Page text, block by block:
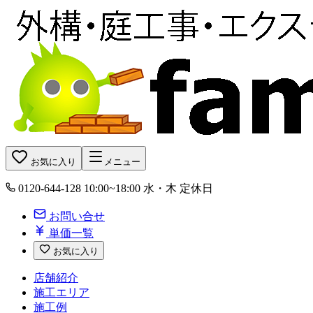
お気に入り メニュー
0120-644-128 10:00~18:00 水・木 定休日
お問い合せ
単価一覧
お気に入り
店舗紹介
施工エリア
施工例